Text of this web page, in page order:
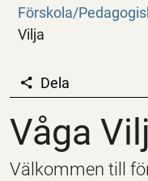
Förskola/
Vilja
Våga
Dela
Våga
Välkommen till